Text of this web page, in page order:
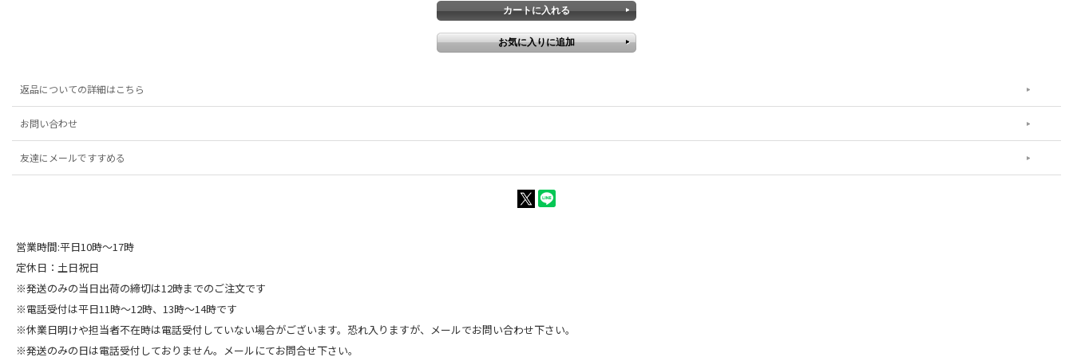
返品についての詳細はこちら
お問い合わせ
友達にメールですすめる
営業時間:平日10時～17時
定休日：土日祝日
※発送のみの当日出荷の締切は12時までのご注文です
※電話受付は平日11時～12時、13時～14時です
※休業日明けや担当者不在時は電話受付していない場合がございます。恐れ入りますが、メールでお問い合わせ下さい。
※発送のみの日は電話受付しておりません。メールにてお問合せ下さい。